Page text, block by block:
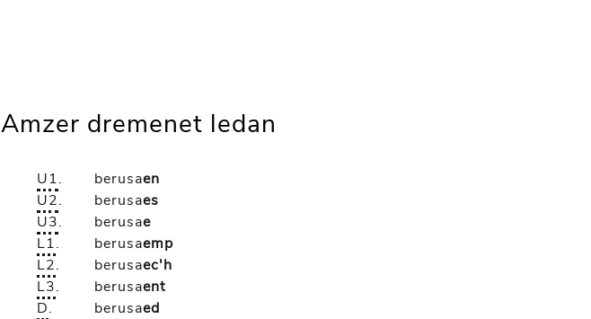
Amzer dremenet ledan
U1. berusaen
U2. berusaes
U3. berusae
L1. berusaemp
L2. berusaec'h
L3. berusaent
D. berusaed